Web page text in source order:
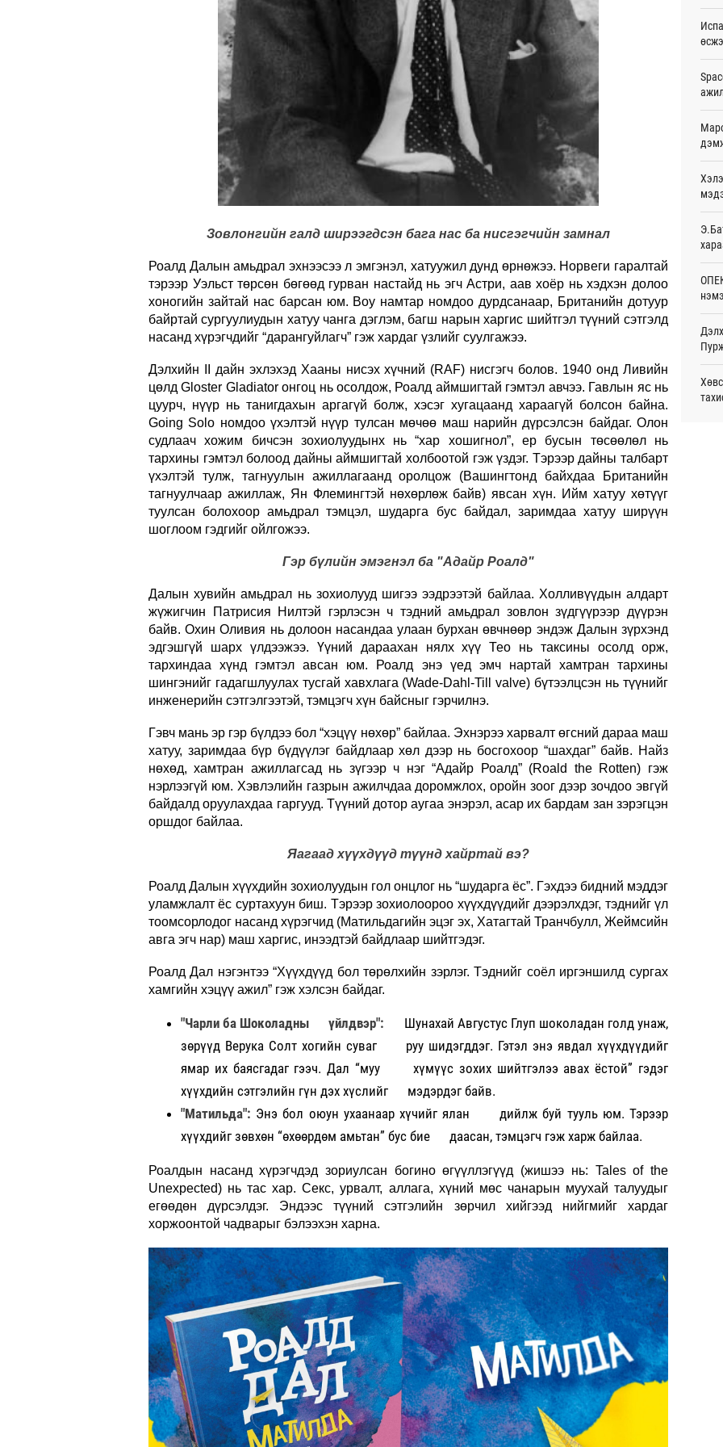
Зовлонгийн галд ширээгдсэн бага нас ба нисгэгчийн замнал
Роалд Далын амьдрал эхнээсээ л эмгэнэл, хатуужил дунд өрнөжээ. Норвеги гаралтай
тэрээр Уэльст төрсөн бөгөөд гурван настайд нь эгч Астри, аав хоёр нь хэдхэн долоо
хоногийн зайтай нас барсан юм. Boy намтар номдоо дурдсанаар, Британийн дотуур
байртай сургуулиудын хатуу чанга дэглэм, багш нарын харгис шийтгэл түүний сэтгэлд
насанд хүрэгчдийг “дарангуйлагч” гэж хардаг үзлийг суулгажээ.
Дэлхийн II дайн эхлэхэд Хааны нисэх хүчний (RAF) нисгэгч болов. 1940 онд Ливийн
цөлд Gloster Gladiator онгоц нь осолдож, Роалд аймшигтай гэмтэл авчээ. Гавлын яс нь
цуурч, нүүр нь танигдахын аргагүй болж, хэсэг хугацаанд хараагүй болсон байна.
Going Solo номдоо үхэлтэй нүүр тулсан мөчөө маш нарийн дүрсэлсэн байдаг. Олон
судлаач хожим бичсэн зохиолуудынх нь “хар хошигнол”, ер бусын төсөөлөл нь
тархины гэмтэл болоод дайны аймшигтай холбоотой гэж үздэг. Тэрээр дайны талбарт
үхэлтэй тулж, тагнуулын ажиллагаанд оролцож (Вашингтонд байхдаа Британийн
тагнуулчаар ажиллаж, Ян Флемингтэй нөхөрлөж байв) явсан хүн. Ийм хатуу хөтүүг
туулсан болохоор амьдрал тэмцэл, шударга бус байдал, заримдаа хатуу ширүүн
шоглоом гэдгийг ойлгожээ.
Гэр бүлийн эмэгнэл ба "Адайр Роалд"
Далын хувийн амьдрал нь зохиолууд шигээ ээдрээтэй байлаа. Холливүүдын алдарт
жүжигчин Патрисия Нилтэй гэрлэсэн ч тэдний амьдрал зовлон зүдгүүрээр дүүрэн
байв. Охин Оливия нь долоон насандаа улаан бурхан өвчнөөр эндэж Далын зүрхэнд
эдгэшгүй шарх үлдээжээ. Үүний дараахан нялх хүү Тео нь таксины осолд орж,
тархиндаа хүнд гэмтэл авсан юм. Роалд энэ үед эмч нартай хамтран тархины
шингэнийг гадагшлуулах тусгай хавхлага (Wade-Dahl-Till valve) бүтээлцсэн нь түүнийг
инженерийн сэтгэлгээтэй, тэмцэгч хүн байсныг гэрчилнэ.
Гэвч мань эр гэр бүлдээ бол “хэцүү нөхөр” байлаа. Эхнэрээ харвалт өгсний дараа маш
хатуу, заримдаа бүр бүдүүлэг байдлаар хөл дээр нь босгохоор “шахдаг” байв. Найз
нөхөд, хамтран ажиллагсад нь зүгээр ч нэг “Адайр Роалд” (Roald the Rotten) гэж
нэрлээгүй юм. Хэвлэлийн газрын ажилчдаа доромжлох, оройн зоог дээр зочдоо эвгүй
байдалд оруулахдаа гаргууд. Түүний дотор аугаа энэрэл, асар их бардам зан зэрэгцэн
оршдог байлаа.
Яагаад хүүхдүүд түүнд хайртай вэ?
Роалд Далын хүүхдийн зохиолуудын гол онцлог нь “шударга ёс”. Гэхдээ бидний мэддэг
уламжлалт ёс суртахуун биш. Тэрээр зохиолоороо хүүхдүүдийг дээрэлхдэг, тэднийг үл
тоомсорлодог насанд хүрэгчид (Матильдагийн эцэг эх, Хатагтай Транчбулл, Жеймсийн
авга эгч нар) маш харгис, инээдтэй байдлаар шийтгэдэг.
Роалд Дал нэгэнтээ “Хүүхдүүд бол төрөлхийн зэрлэг. Тэднийг соёл иргэншилд сургах
хамгийн хэцүү ажил” гэж хэлсэн байдаг.
"Чарли ба Шоколадны үйлдвэр":
Шунахай Августус Глуп шоколадан голд унаж,
зөрүүд Верука Солт хогийн суваг руу шидэгддэг. Гэтэл энэ явдал хүүхдүүдийг
ямар их баясгадаг гээч. Дал “муу хүмүүс зохих шийтгэлээ авах ёстой” гэдэг
хүүхдийн сэтгэлийн гүн дэх хүслийг мэдэрдэг байв.
"Матильда": Энэ бол оюун ухаанаар хүчийг ялан дийлж буй тууль юм. Тэрээр
хүүхдийг зөвхөн “өхөөрдөм амьтан” бус бие даасан, тэмцэгч гэж харж байлаа.
Роалдын насанд хүрэгчдэд зориулсан богино өгүүллэгүүд (жишээ нь: Tales of the
Unexpected) нь тас хар. Секс, урвалт, аллага, хүний мөс чанарын муухай талуудыг
егөөдөн дүрсэлдэг. Эндээс түүний сэтгэлийн зөрчил хийгээд нийгмийг хардаг
хоржоонтой чадварыг бэлээхэн харна.
АНУ-